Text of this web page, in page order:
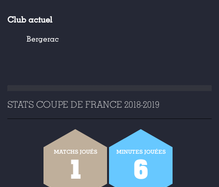
Club actuel
Bergerac
STATS COUPE DE FRANCE 2018-2019
MATCHS JOUÉS
1
MINUTES JOUÉES
6